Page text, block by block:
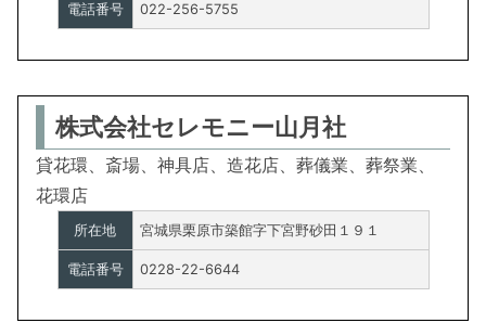
電話番号 022-256-5755
株式会社セレモニー山月社
貸花環、斎場、神具店、造花店、葬儀業、葬祭業、
花環店
所在地 宮城県栗原市築館字下宮野砂田１９１
電話番号 0228-22-6644